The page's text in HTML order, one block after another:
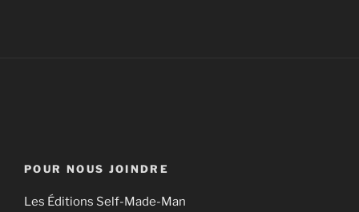
POUR NOUS JOINDRE
Les Éditions Self-Made-Man